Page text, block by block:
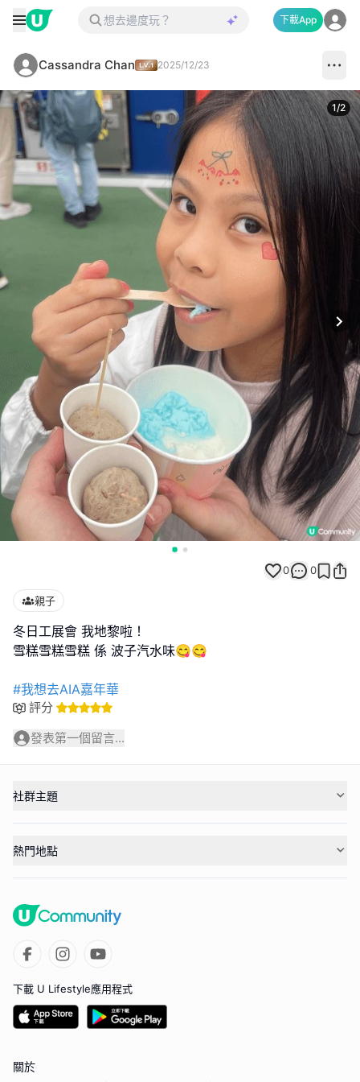
下載App
Cassandra Chan 2025/12/23
1/2
0 0
親子
冬日工展會 我地黎啦！
雪糕雪糕雪糕 係 波子汽水味😋😋
#我想去AIA嘉年華
評分
發表第一個留言...
社群主題
熱門地點
下載 U Lifestyle應用程式
關於